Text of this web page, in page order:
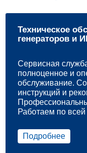
Техническое
генераторов и
Сервисная
полноценное и
обслуживание.
инструкций и
Работаем по всей
Подробнее